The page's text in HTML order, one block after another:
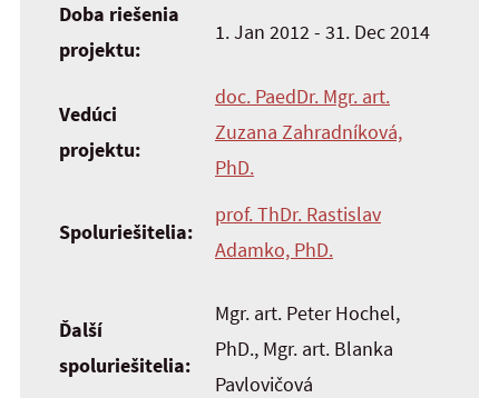
Doba riešenia
projektu:
1. Jan 2012 - 31. Dec 2014
Vedúci
projektu:
doc. PaedDr. Mgr. art.
Zuzana Zahradníková,
PhD.
Spoluriešitelia:
prof. ThDr. Rastislav
Adamko, PhD.
Ďalší
spoluriešitelia:
Mgr. art. Peter Hochel,
PhD., Mgr. art. Blanka
Pavlovičová